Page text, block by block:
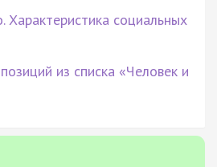
Характеристика социальных
из списка «Человек и